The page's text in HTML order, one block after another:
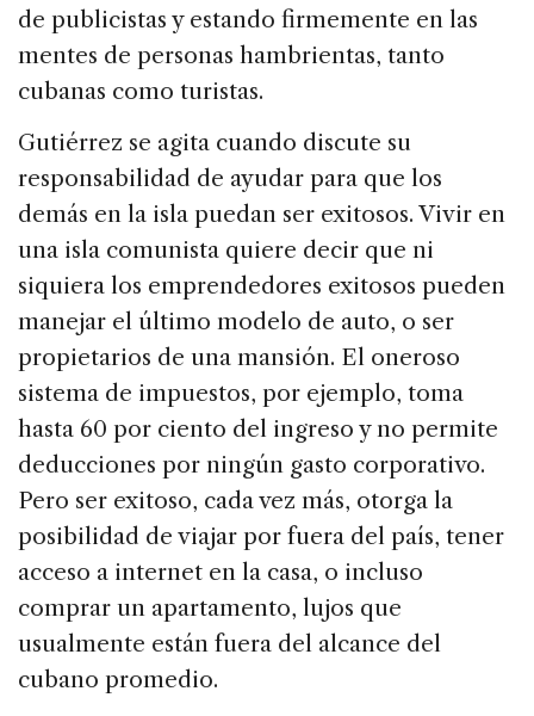
de publicistas y estando firmemente en las
mentes de personas hambrientas, tanto
cubanas como turistas.
Gutiérrez se agita cuando discute su
responsabilidad de ayudar para que los
demás en la isla puedan ser exitosos. Vivir en
una isla comunista quiere decir que ni
siquiera los emprendedores exitosos pueden
manejar el último modelo de auto, o ser
propietarios de una mansión. El oneroso
sistema de impuestos, por ejemplo, toma
hasta 60 por ciento del ingreso y no permite
deducciones por ningún gasto corporativo.
Pero ser exitoso, cada vez más, otorga la
posibilidad de viajar por fuera del país, tener
acceso a internet en la casa, o incluso
comprar un apartamento, lujos que
usualmente están fuera del alcance del
cubano promedio.